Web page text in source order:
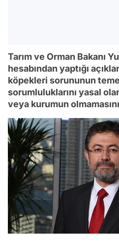
Tarım ve Orman Bakanı
hesabından yaptığı
köpekleri sorununun
sorumluluklarını yasal
veya kurumun